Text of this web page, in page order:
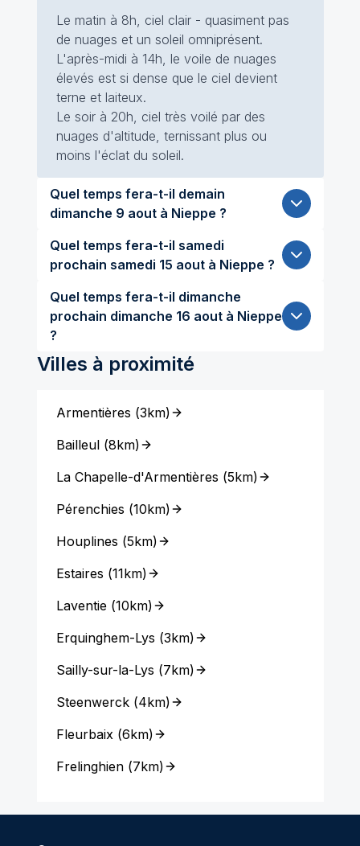
Le matin à 8h, ciel clair - quasiment pas
de nuages et un soleil omniprésent.
L'après-midi à 14h, le voile de nuages
élevés est si dense que le ciel devient
terne et laiteux.
Le soir à 20h, ciel très voilé par des
nuages d'altitude, ternissant plus ou
moins l'éclat du soleil.
Quel temps fera-t-il demain
dimanche 9 aout à Nieppe ?
Quel temps fera-t-il samedi
prochain samedi 15 aout à Nieppe ?
Quel temps fera-t-il dimanche
prochain dimanche 16 aout à Nieppe
?
Villes à proximité
Armentières (3km)
Bailleul(8km)
La Chapelle-d'Armentières (5km)
Pérenchies (10km)
Houplines (5km)
Estaires (11km)
Laventie(10km)
Erquinghem-Lys (3km)
Sailly-sur-la-Lys (7km)
Steenwerck(4km)
Fleurbaix(6km)
Frelinghien(7km)